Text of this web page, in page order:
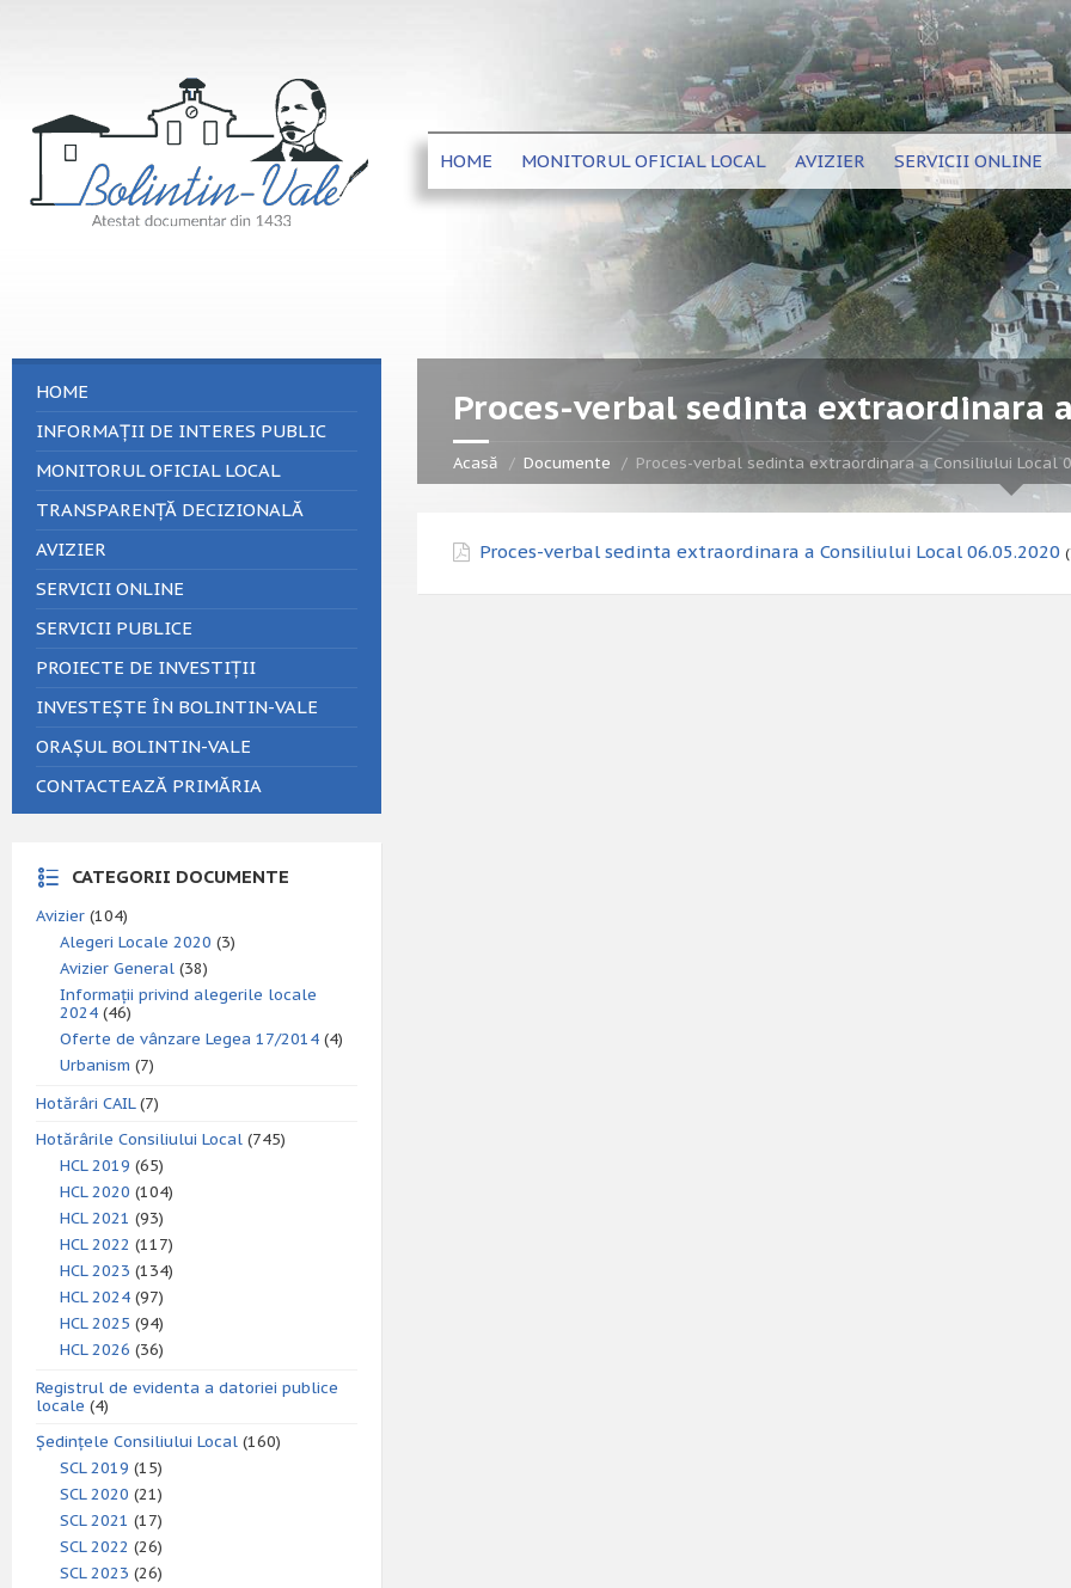
HOME MONITORUL OFICIAL LOCAL AVIZIER SERVICII ONLINE
Proces-verbal sedinta extraordinara
Acasă Documente Proces-verbal sedinta extraordinara a Consiliului Local
Proces-verbal sedinta extraordinara a Consiliului Local 06.05.2020
HOME
INFORMAȚII DE INTERES PUBLIC
MONITORUL OFICIAL LOCAL
TRANSPARENȚĂ DECIZIONALĂ
AVIZIER
SERVICII ONLINE
SERVICII PUBLICE
PROIECTE DE INVESTIȚII
INVESTEȘTE ÎN BOLINTIN-VALE
ORAȘUL BOLINTIN-VALE
CONTACTEAZĂ PRIMĂRIA
CATEGORII DOCUMENTE
Avizier (104)
Alegeri Locale 2020 (3)
Avizier General (38)
Informații privind alegerile locale
2024 (46)
Oferte de vânzare Legea 17/2014 (4)
Urbanism (7)
Hotărâri CAIL(7)
Hotărârile Consiliului Local (745)
HCL 2019 (65)
HCL 2020 (104)
HCL 2021 (93)
HCL 2022 (117)
HCL 2023 (134)
HCL 2024 (97)
HCL 2025 (94)
HCL 2026 (36)
Registrul de evidenta a datoriei publice
locale (4)
Ședințele Consiliului Local (160)
SCL 2019 (15)
SCL 2020 (21)
SCL 2021 (17)
SCL 2022 (26)
SCL 2023 (26)